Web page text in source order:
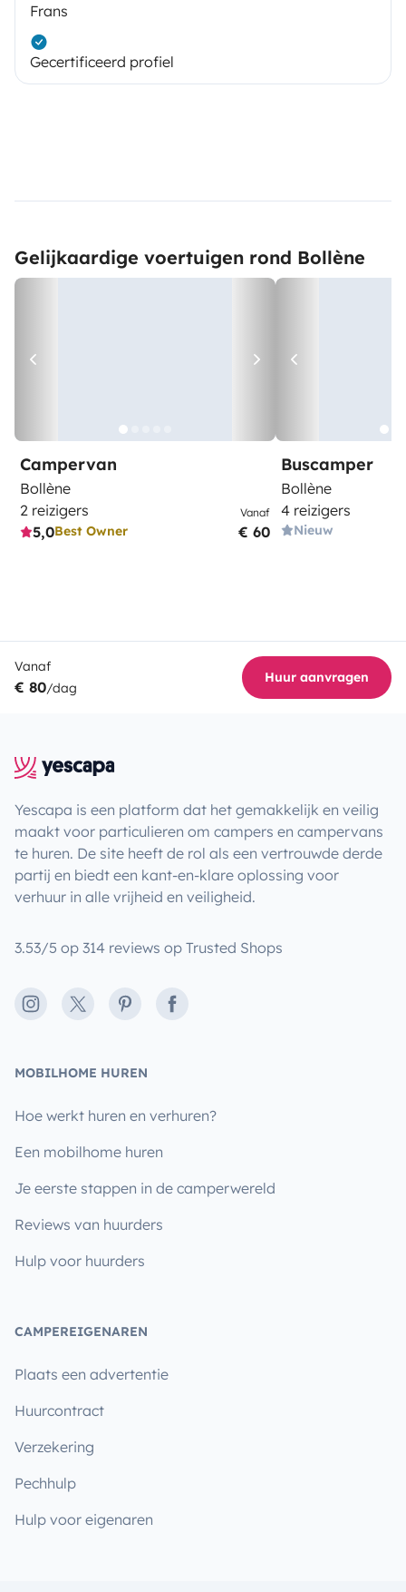
Frans
Gecertificeerd profiel
Gelijkaardige voertuigen rond Bollène
Campervan
Bollène
2 reizigers
5,0Best Owner
Vanaf
€ 60
Buscamper
Bollène
4 reizigers
Nieuw
Vanaf
€ 80/dag
Huur aanvragen
Yescapa is een platform dat het gemakkelijk en veilig
maakt voor particulieren om campers en campervans
te huren. De site heeft de rol als een vertrouwde derde
partij en biedt een kant-en-klare oplossing voor
verhuur in alle vrijheid en veiligheid.
3.53/5 op 314 reviews op Trusted Shops
Instagram
X PinterestFacebook
MOBILHOME HUREN
Hoe werkt huren en verhuren?
Een mobilhome huren
Je eerste stappen in de camperwereld
Reviews van huurders
Hulp voor huurders
CAMPEREIGENAREN
Plaats een advertentie
Huurcontract
Verzekering
Pechhulp
Hulp voor eigenaren